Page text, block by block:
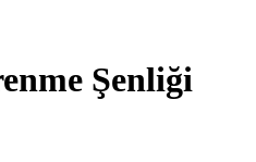
Şenliği